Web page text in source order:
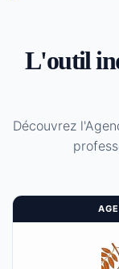
L'outil
Découvrez